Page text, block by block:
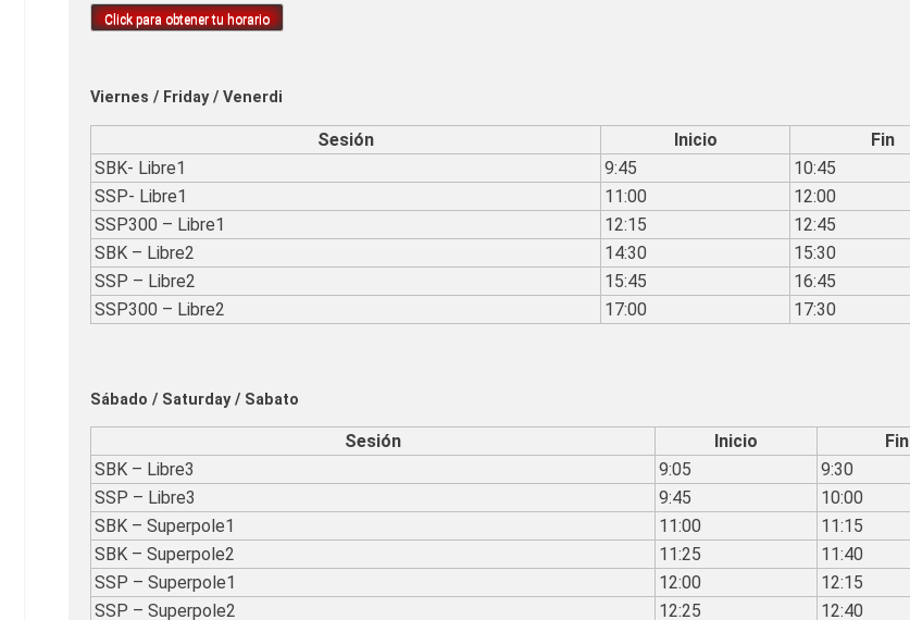
Click para obtener tu horario
Viernes / Friday / Venerdi
Sesión Inicio
Fin
SBK- Libre1
9:45
10:45
SSP- Libre1
11:00
12:00
SSP300 – Libre1
12:15
12:45
SBK – Libre2
14:30
15:30
SSP – Libre2
15:45
16:45
SSP300 – Libre2
17:00 17:30
Sábado / Saturday / Sabato
Sesión Inicio
Fin
SBK – Libre3
9:05
9:30
SSP – Libre3
9:45
10:00
SBK – Superpole1
11:00
11:15
SBK – Superpole2
11:25
11:40
SSP – Superpole1
12:00
12:15
SSP – Superpole2
12:25
12:40